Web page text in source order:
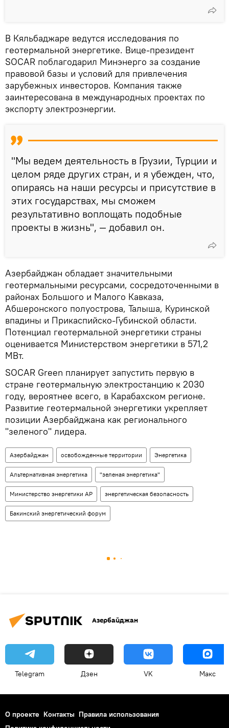
В Кяльбаджаре ведутся исследования по
геотермальной энергетике. Вице‑президент
SOCAR поблагодарил Минэнерго за создание
правовой базы и условий для привлечения
зарубежных инвесторов. Компания также
заинтересована в международных проектах по
экспорту электроэнергии.
"Мы ведем деятельность в Грузии, Турции и
целом ряде других стран, и я убежден, что,
опираясь на наши ресурсы и присутствие в
этих государствах, мы сможем
результативно воплощать подобные
проекты в жизнь", — добавил он.
Азербайджан обладает значительными
геотермальными ресурсами, сосредоточенными в
районах Большого и Малого Кавказа,
Абшеронского полуострова, Талыша, Куринской
впадины и Прикаспийско-Губинской области.
Потенциал геотермальной энергетики страны
оценивается Министерством энергетики в 571,2
МВт.
SOCAR Green планирует запустить первую в
стране геотермальную электростанцию к 2030
году, вероятнее всего, в Карабахском регионе.
Развитие геотермальной энергетики укрепляет
позиции Азербайджана как регионального
"зеленого" лидера.
Азербайджан освобожденные территории Энергетика
Альтернативная энергетика "зеленая энергетика"
Министерство энергетики АР энергетическая безопасность
Бакинский энергетический форум
Азербайджан
Telegram Дзен VK Макс
О проекте Контакты Правила использования